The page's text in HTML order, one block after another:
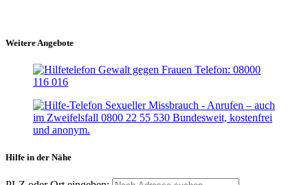
Weitere Angebote
Hilfe in der Nähe